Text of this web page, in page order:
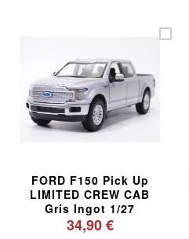
FORD F150 Pick Up
LIMITED CREW CAB
Gris Ingot 1/27
34,90 €